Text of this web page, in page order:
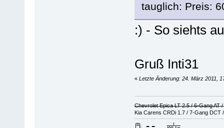
tauglich: Preis:
:) - So siehts
Gruß Inti31
« Letzte Änderung: 24. März 2011,
Chevrolet Epica LT 2.5 / 6-Gang AT
Kia Carens CRDi 1.7 / 7-Gang DCT